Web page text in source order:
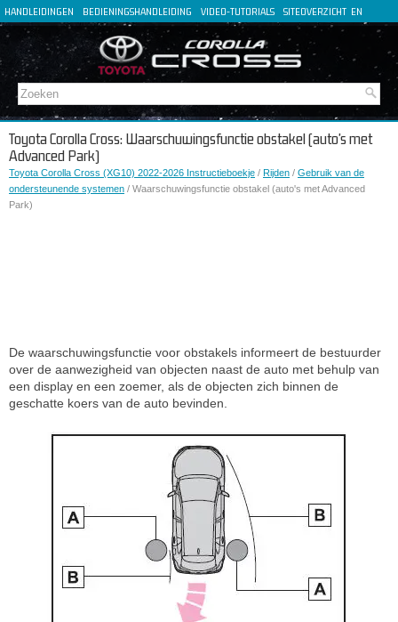
HANDLEIDINGEN BEDIENINGSHANDLEIDING VIDEO-TUTORIALS SITEOVERZICHT EN
FR
DE
IT
Toyota Corolla Cross: Waarschuwingsfunctie obstakel (auto's met
Advanced Park)
Toyota Corolla Cross (XG10) 2022-2026 Instructieboekje / Rijden / Gebruik van de
ondersteunende systemen / Waarschuwingsfunctie obstakel (auto's met Advanced
Park)
De waarschuwingsfunctie voor obstakels informeert de bestuurder
over de aanwezigheid van objecten naast de auto met behulp van
een display en een zoemer, als de objecten zich binnen de
geschatte koers van de auto bevinden.